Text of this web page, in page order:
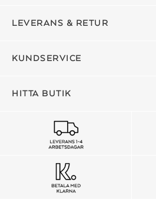
LEVERANS & RETUR
KUNDSERVICE
HITTA BUTIK